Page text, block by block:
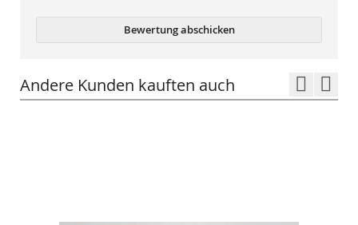
Bewertung abschicken
Andere Kunden kauften auch